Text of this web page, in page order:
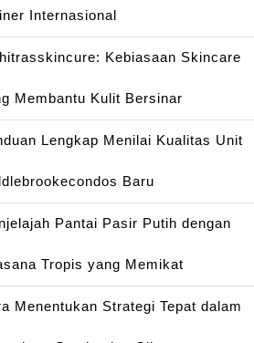
Internasional
Kebiasaan Skincare
Membantu Kulit Bersinar
Lengkap Menilai Kualitas Unit
Baru
Pantai Pasir Putih dengan
Tropis yang Memikat
Menentukan Strategi Tepat dalam